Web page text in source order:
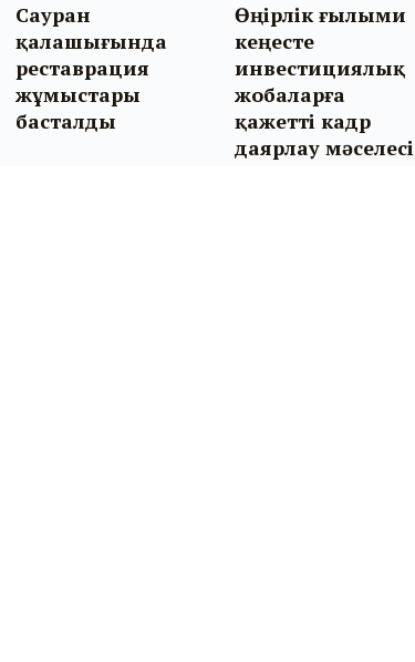
Сауран
қалашығында
реставрация
жұмыстары
басталды
Өңірлік ғылыми
кеңесте
инвестициялық
жобаларға
қажетті кадр
даярлау мәселесі